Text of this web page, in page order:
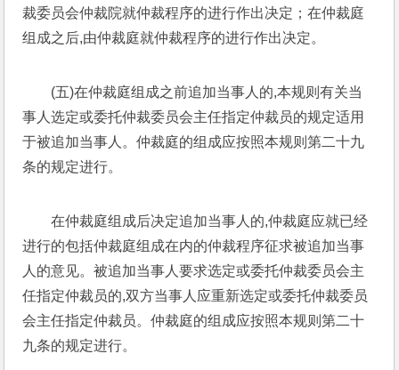
裁委员会仲裁院就仲裁程序的进行作出决定；在仲裁庭
组成之后,由仲裁庭就仲裁程序的进行作出决定。
(五)在仲裁庭组成之前追加当事人的,本规则有关当
事人选定或委托仲裁委员会主任指定仲裁员的规定适用
于被追加当事人。仲裁庭的组成应按照本规则第二十九
条的规定进行。
在仲裁庭组成后决定追加当事人的,仲裁庭应就已经
进行的包括仲裁庭组成在内的仲裁程序征求被追加当事
人的意见。被追加当事人要求选定或委托仲裁委员会主
任指定仲裁员的,双方当事人应重新选定或委托仲裁委员
会主任指定仲裁员。仲裁庭的组成应按照本规则第二十
九条的规定进行。